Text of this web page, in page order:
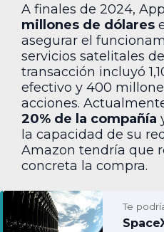
A finales de 2024,
millones de dólares
asegurar el
servicios satelitales
transacción incluyó
efectivo y 400
acciones.
20% de la compañía
la capacidad de su
Amazon tendría que
concreta la compra.
Te